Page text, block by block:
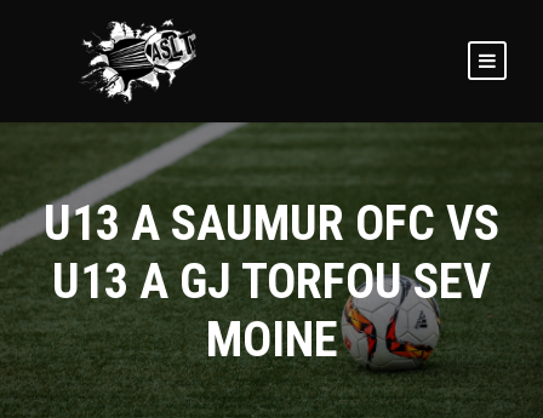
U13 A SAUMUR OFC VS
U13 A GJ TORFOU SEV
MOINE